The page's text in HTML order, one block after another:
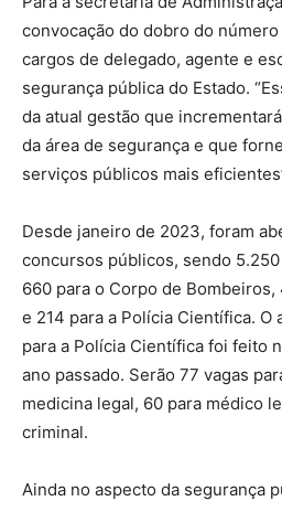
convocação do dobro do
cargos de delegado, agente e
segurança pública do Estado.
da atual gestão que
da área de segurança e que
serviços públicos mais
Desde janeiro de 2023, foram
concursos públicos, sendo
660 para o Corpo de
e 214 para a Polícia Científica. O
para a Polícia Científica foi feito
ano passado. Serão 77 vagas
medicina legal, 60 para médico
criminal.
Ainda no aspecto da segurança